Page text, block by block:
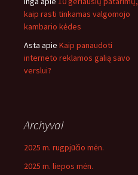
kaip rasti tinkamas valgomojo
kambario kėdes
Asta apie Kaip panaudoti
interneto reklamos galią savo
verslui?
Archyvai
2025 m. rugpjūčio mėn.
2025 m. liepos mėn.